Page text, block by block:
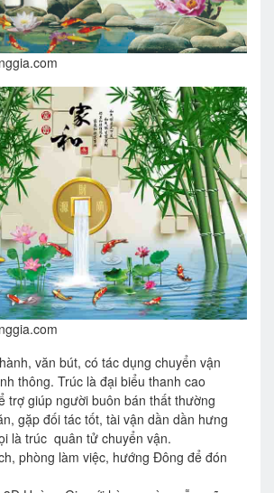
văn bút, có tác dụng chuyển vận
thông. Trúc là đại biểu thanh cao
trợ giúp người buôn bán thất thường
gặp đối tác tốt, tài vận dần dần hưng
là trúc quân tử chuyển vận.
phòng làm việc, hướng Đông để đón